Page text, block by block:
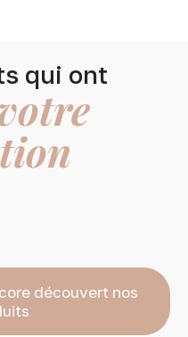
qui ont
découvert nos